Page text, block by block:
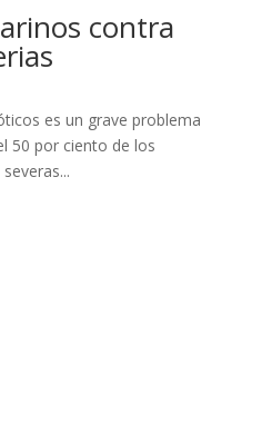
contra
es un grave problema
50 por ciento de los